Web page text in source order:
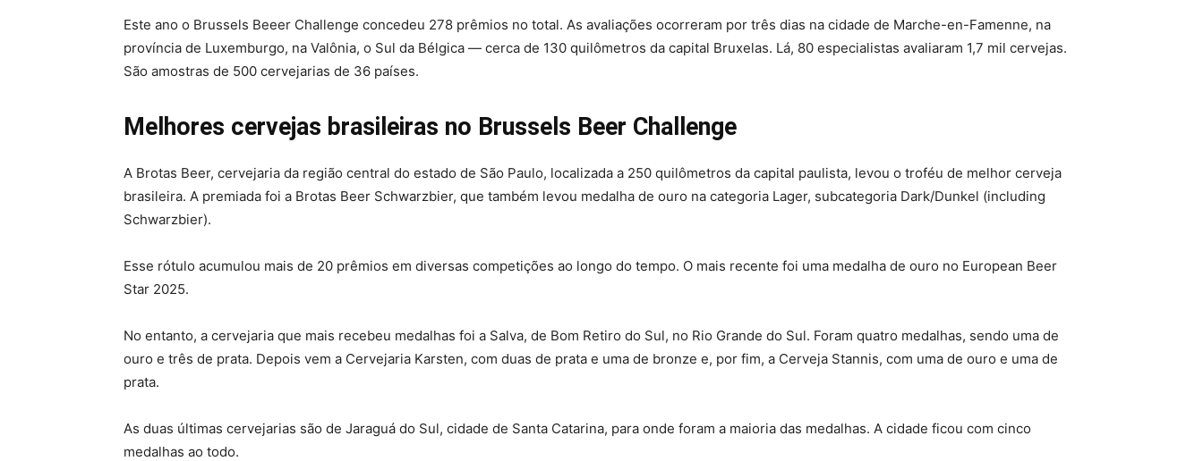
Este ano o Brussels Beeer Challenge concedeu 278 prêmios no total. As avaliações ocorreram por três dias na cidade de Marche-en-Famenne, na
província de Luxemburgo, na Valônia, o Sul da Bélgica — cerca de 130 quilômetros da capital Bruxelas. Lá, 80 especialistas avaliaram 1,7 mil cervejas.
São amostras de 500 cervejarias de 36 países.
Melhores cervejas brasileiras no Brussels Beer Challenge
A Brotas Beer, cervejaria da região central do estado de São Paulo, localizada a 250 quilômetros da capital paulista, levou o troféu de melhor cerveja
brasileira. A premiada foi a Brotas Beer Schwarzbier, que também levou medalha de ouro na categoria Lager, subcategoria Dark/Dunkel (including
Schwarzbier).
Esse rótulo acumulou mais de 20 prêmios em diversas competições ao longo do tempo. O mais recente foi uma medalha de ouro no European Beer
Star 2025.
No entanto, a cervejaria que mais recebeu medalhas foi a Salva, de Bom Retiro do Sul, no Rio Grande do Sul. Foram quatro medalhas, sendo uma de
ouro e três de prata. Depois vem a Cervejaria Karsten, com duas de prata e uma de bronze e, por fim, a Cerveja Stannis, com uma de ouro e uma de
prata.
As duas últimas cervejarias são de Jaraguá do Sul, cidade de Santa Catarina, para onde foram a maioria das medalhas. A cidade ficou com cinco
medalhas ao todo.